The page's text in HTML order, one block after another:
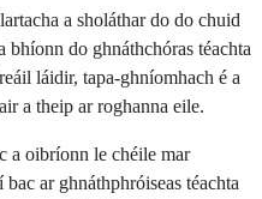
a sholáthar do do chuid
do ghnáthchóras téachta
láidir, tapa-ghníomhach é a
a theip ar roghanna eile.
a oibríonn le chéile mar
ar ghnáthphróiseas téachta